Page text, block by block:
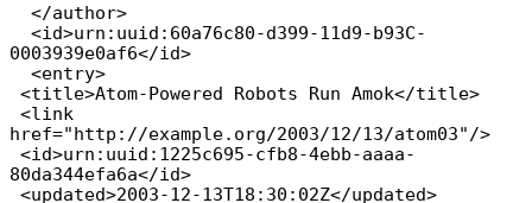
0003939e0af6</id>
href="http://example.org/2003/12/13/atom03"/>
80da344efa6a</id>